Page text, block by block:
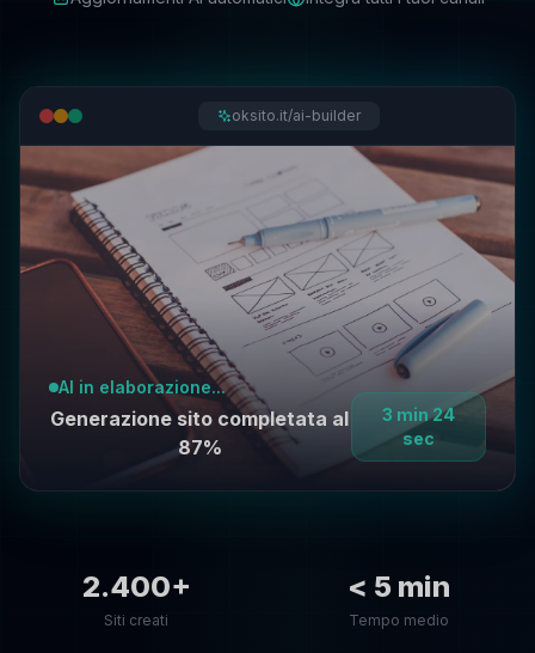
oksito.it/ai-builder
AI in elaborazione...
Generazione sito completata al
87%
3 min 24
sec
2.400+
Siti creati
< 5 min
Tempo medio